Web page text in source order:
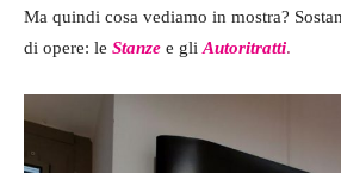
Ma quindi cosa vediamo in mostra?
di opere: le Stanze e gli Autoritratti.